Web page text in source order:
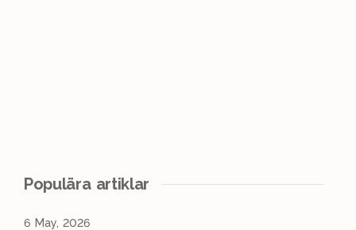
Populära artiklar
6 May, 2026